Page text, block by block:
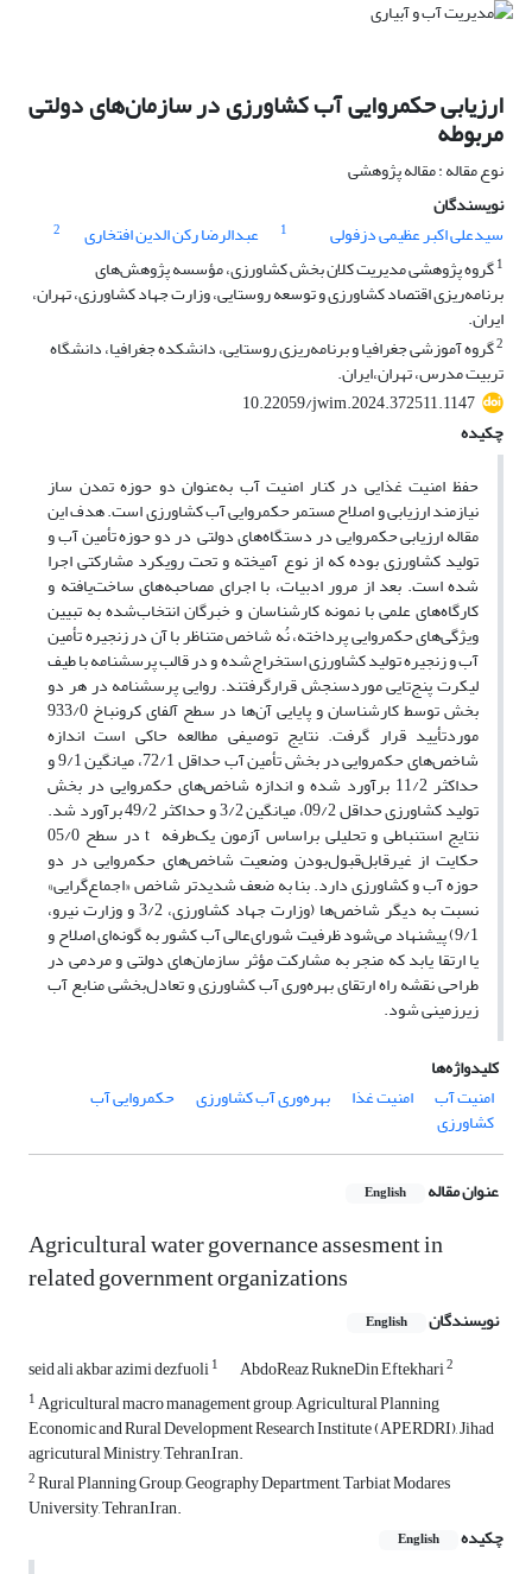
ارزیابی حکمروایی آب کشاورزی در سازمان‌های دولتی
مربوطه
نوع مقاله : مقاله پژوهشی
نویسندگان
سیدعلی اکبر عظیمی دزفولی
1 عبدالرضا رکن الدین افتخاری
2
1گروه پژوهشی مدیریت کلان بخش کشاورزی، مؤسسه پژوهش‌های
برنامه‌ریزی اقتصاد کشاورزی و توسعه روستایی، وزارت جهاد کشاورزی، تهران،
ایران.
2گروه آموزشی جغرافیا و برنامه‌ریزی روستایی، دانشکده جغرافیا، دانشگاه
تربیت مدرس، تهران،ایران.
10.22059/jwim.2024.372511.1147
چکیده
حفظ امنیت غذایی در کنار امنیت آب به‌عنوان دو حوزه تمدن ساز
نیازمند ارزیابی و اصلاح مستمر حکمروایی آب کشاورزی است. هدف این
مقاله ارزیابی حکمروایی در دستگاه‌های دولتی در دو حوزه تأمین آب و
تولید کشاورزی بوده که از نوع آمیخته و تحت رویکرد مشارکتی اجرا
شده است. بعد از مرور ادبیات، با اجرای مصاحبه‌های ساخت‌یافته و
کارگاه‌های علمی با نمونه کارشناسان و خبرگان انتخاب‌شده به تبیین
ویژگی‌های حکمروایی پرداخته، نُه شاخص متناظر با آن در زنجیره تأمین
آب و زنجیره تولید کشاورزی استخراج‌شده و در قالب پرسشنامه با طیف
لیکرت پنج‌تایی موردسنجش قرارگرفتند. روایی پرسشنامه در هر دو
بخش توسط کارشناسان و پایایی آن‌ها در سطح آلفای کرونباخ 933/0
موردتأیید قرار گرفت. نتایج توصیفی مطالعه حاکی است اندازه
شاخص‌های حکمروایی در بخش تأمین آب حداقل 72/1، میانگین 9/1 و
حداکثر 11/2 برآورد شده و اندازه شاخص‌های حکمروایی در بخش
تولید کشاورزی حداقل 09/2، میانگین 3/2 و حداکثر 49/2 برآورد شد.
نتایج استنباطی و تحلیلی براساس آزمون یک‌طرفه t در سطح 05/0
حکایت از غیرقابل‌قبول‌بودن وضعیت شاخص‌های حکمروایی در دو
حوزه آب و کشاورزی دارد. بنا به ضعف شدیدتر شاخص «اجماع‌گرایی»
نسبت به دیگر شاخص‌ها (وزارت جهاد کشاورزی، 3/2 و وزارت نیرو،
9/1) پیشنهاد می‌شود ظرفیت شورای‌عالی آب کشور به گونه‌ای اصلاح و
یا ارتقا یابد که منجر به مشارکت مؤثر سازمان‌های دولتی و مردمی در
طراحی نقشه راه ارتقای بهره‌وری آب کشاورزی و تعادل‌بخشی منابع آب
زیرزمینی شود.
کلیدواژه‌ها
امنیت آب
امنیت غذا بهره‌وری آب کشاورزی حکمروایی آب
کشاورزی
عنوان مقاله English
Agricultural water governance assesment in
related government organizations
نویسندگان English
seid ali akbar azimi dezfuoli1 AbdoReaz RukneDin Eftekhari2
1Agricultural macro management group, Agricultural Planning
Economic and Rural Development Research Institute (APERDRI), Jihad
agricutural Ministry, Tehran,Iran.
2Rural Planning Group, Geography Department, Tarbiat Modares
University, Tehran,Iran.
چکیده
English